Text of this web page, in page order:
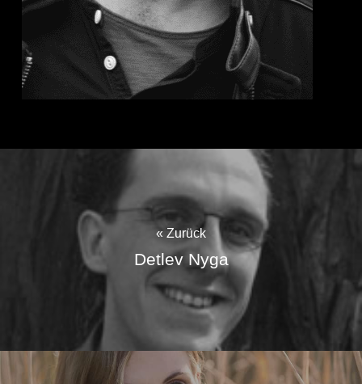
« Zurück
Detlev Nyga